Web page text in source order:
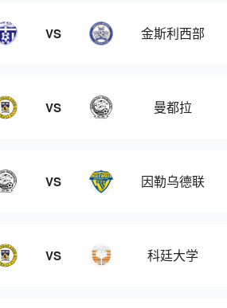
VS 金斯利西部
VS 曼都拉
VS 因勒乌德联
VS 科廷大学